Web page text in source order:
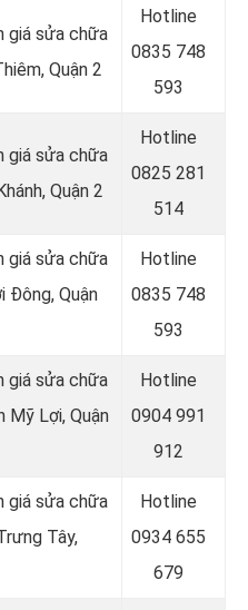
giá sửa chữa
Quận 2
Hotline
0835 748
593
giá sửa chữa
Quận 2
Hotline
0825 281
514
giá sửa chữa
Đông, Quận
Hotline
0835 748
593
giá sửa chữa
Mỹ Lợi, Quận
Hotline
0904 991
912
giá sửa chữa
Tây,
Hotline
0934 655
679